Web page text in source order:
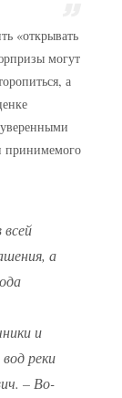
«открывать
могут
а
принимемого
а
и
реки
– Во-